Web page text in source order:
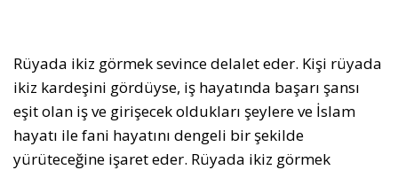
Rüyada ikiz görmek sevince delalet eder. Kişi rüyada
ikiz kardeşini gördüyse, iş hayatında başarı şansı
eşit olan iş ve girişecek oldukları şeylere ve İslam
hayatı ile fani hayatını dengeli bir şekilde
yürüteceğine işaret eder. Rüyada ikiz görmek